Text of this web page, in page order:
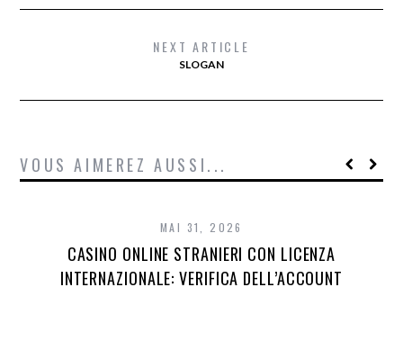
NEXT ARTICLE
SLOGAN
VOUS AIMEREZ AUSSI...
MAI 31, 2026
CASINO ONLINE STRANIERI CON LICENZA
INTERNAZIONALE: VERIFICA DELL’ACCOUNT